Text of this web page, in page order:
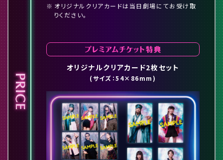
オリジナルクリアカードは当日劇場にてお受け取
りください。
オリジナルクリアカード2枚セット
(サイズ：54×86mm)